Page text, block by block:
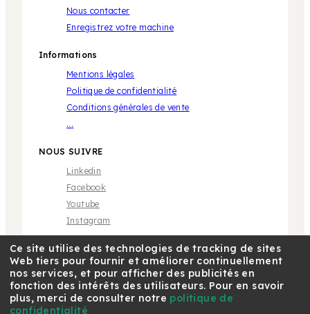
Nous contacter
Enregistrez votre machine
Informations
Mentions légales
Politique de confidentialité
Conditions générales de vente
...
NOUS SUIVRE
Linkedin
Facebook
Youtube
Instagram
* Marque propriété de tiers sans aucune relation avec
Café Royal Pro SAS | © 2018 Café Royal
Ce site utilise des technologies de tracking de sites
Web tiers pour fournir et améliorer continuellement
nos services, et pour afficher des publicités en
fonction des intérêts des utilisateurs. Pour en savoir
plus, merci de consulter notre politique de
confidentialité